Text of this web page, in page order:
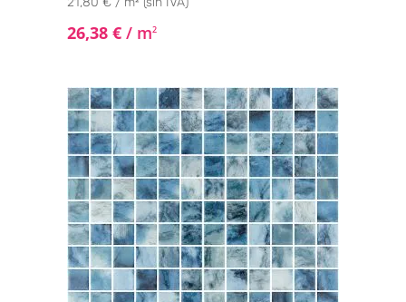
26,38 € / m2